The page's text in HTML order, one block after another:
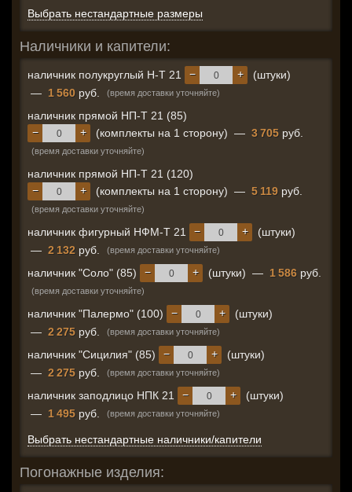
Выбрать нестандартные размеры
Наличники и капители:
наличник полукруглый Н-Т 21 +
−
(штуки)
— 1 560 руб. (время доставки уточняйте)
наличник прямой НП-Т 21 (85)
+
− (комплекты на 1 сторону) — 3 705 руб.
(время доставки уточняйте)
наличник прямой НП-Т 21 (120)
+
− (комплекты на 1 сторону) — 5 119 руб.
(время доставки уточняйте)
наличник фигурный НФМ-Т 21 +
−
(штуки)
— 2 132 руб. (время доставки уточняйте)
наличник "Соло" (85) +
− (штуки) — 1 586 руб.
(время доставки уточняйте)
наличник "Палермо" (100) +
−
(штуки)
— 2 275 руб. (время доставки уточняйте)
наличник "Сицилия" (85) +
−
(штуки)
— 2 275 руб. (время доставки уточняйте)
наличник заподлицо НПК 21 +
−
(штуки)
— 1 495 руб. (время доставки уточняйте)
Выбрать нестандартные наличники/капители
Погонажные изделия: